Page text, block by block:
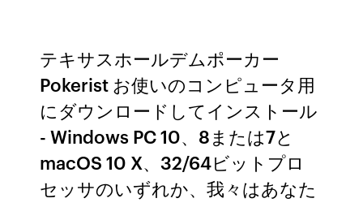
テキサスホールデムポーカー
Pokerist お使いのコンピュータ用
にダウンロードしてインストール
- Windows PC 10、8または7と
macOS 10 X、32/64ビットプロ
セッサのいずれか、我々はあなた